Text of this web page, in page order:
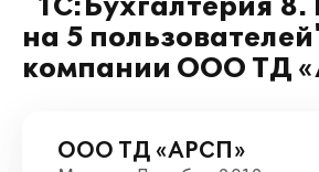
"1С:Бухгалтерия 8.
на 5
компании ООО ТД
ООО ТД «АРСП»